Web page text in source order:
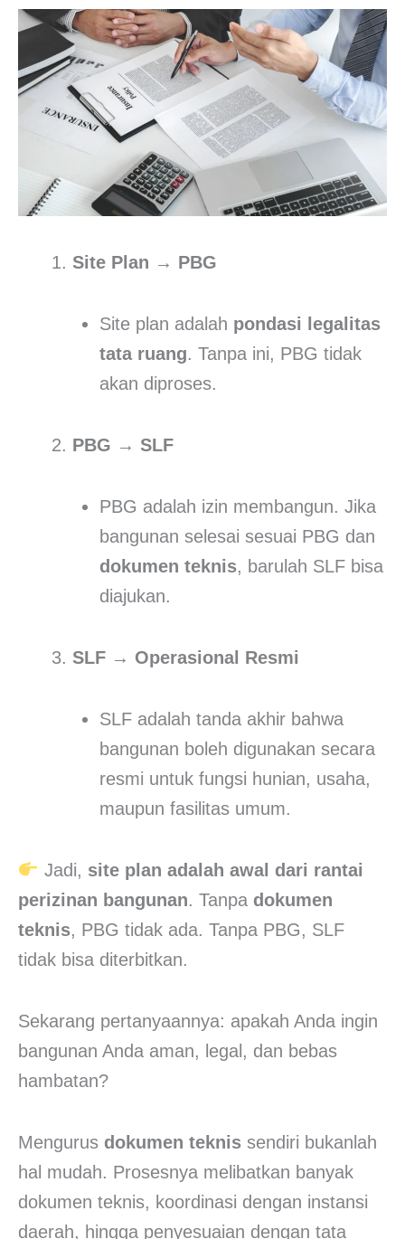
Site Plan → PBG
Site plan adalah pondasi legalitas
tata ruang. Tanpa ini, PBG tidak
akan diproses.
PBG → SLF
PBG adalah izin membangun. Jika
bangunan selesai sesuai PBG dan
dokumen teknis, barulah SLF bisa
diajukan.
SLF → Operasional Resmi
SLF adalah tanda akhir bahwa
bangunan boleh digunakan secara
resmi untuk fungsi hunian, usaha,
maupun fasilitas umum.
Jadi, site plan adalah awal dari rantai
perizinan bangunan. Tanpa dokumen
teknis, PBG tidak ada. Tanpa PBG, SLF
tidak bisa diterbitkan.
Sekarang pertanyaannya: apakah Anda ingin
bangunan Anda aman, legal, dan bebas
hambatan?
Mengurus dokumen teknis sendiri bukanlah
hal mudah. Prosesnya melibatkan banyak
dokumen teknis, koordinasi dengan instansi
daerah, hingga penyesuaian dengan tata